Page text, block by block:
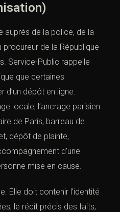
auprès de la police, de la
de la République
Service-Public rappelle
que certaines
d’un dépôt en ligne.
locale, l’ancrage parisien
de Paris, barreau de
dépôt de plainte,
d’une
mise en cause.
Elle doit contenir l’identité
le récit précis des faits,